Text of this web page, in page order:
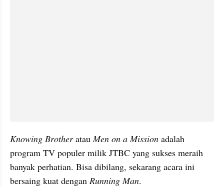
Knowing Brother atau Men on a Mission adalah
program TV populer milik JTBC yang sukses meraih
banyak perhatian. Bisa dibilang, sekarang acara ini
bersaing kuat dengan Running Man.